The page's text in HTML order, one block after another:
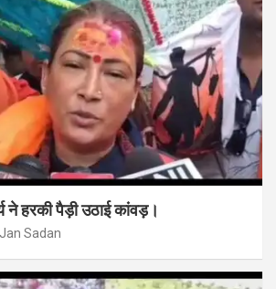
हरकी पैड़ी उठाई कांवड़।
Jan Sadan